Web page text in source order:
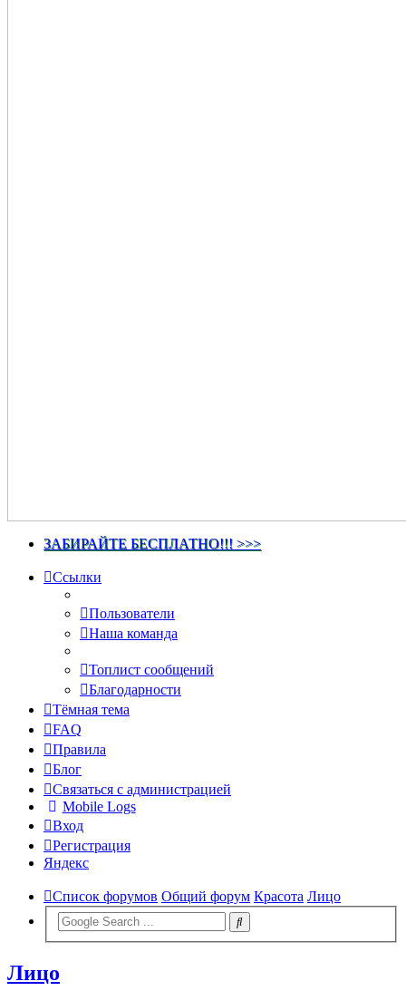
ЗАБИРАЙТЕ БЕСПЛАТНО!!! >>>
Ссылки
Пользователи
Наша команда
Топлист сообщений
Благодарности
Тёмная тема
FAQ
Правила
Блог
Связаться с администрацией
Mobile Logs
Вход
Регистрация
Яндекс
Список форумов Общий форум Красота Лицо
Лицо